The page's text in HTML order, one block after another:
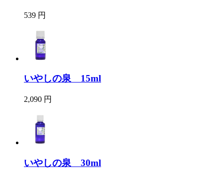
539 円
いやしの泉 15ml
2,090 円
いやしの泉 30ml